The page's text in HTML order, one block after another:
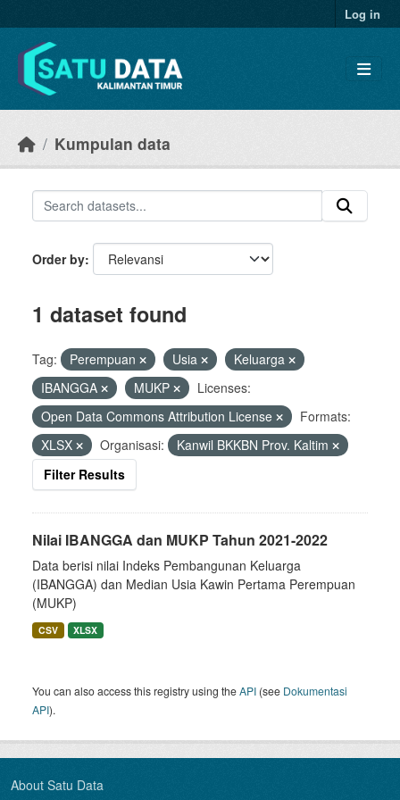
Log in
Kumpulan data
Order by
1 dataset found
Tag: Perempuan Usia
Keluarga
IBANGGA
MUKP
Licenses:
Open Data Commons Attribution License
Formats:
XLSX
Organisasi:
Kanwil BKKBN Prov. Kaltim
Filter Results
Nilai IBANGGA dan MUKP Tahun 2021-2022
Data berisi nilai Indeks Pembangunan Keluarga
(IBANGGA) dan Median Usia Kawin Pertama Perempuan
(MUKP)
CSV XLSX
You can also access this registry using theAPI (see Dokumentasi
API).
About Satu Data